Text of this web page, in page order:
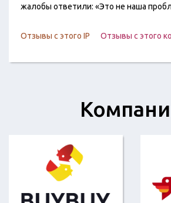
жалобы ответили: «Это не наша
Отзывы с этого IP
Отзывы с этого